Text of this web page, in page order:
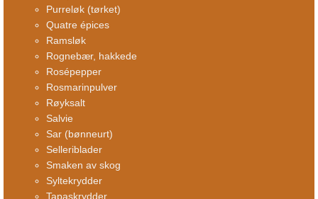
Purreløk (tørket)
Quatre épices
Ramsløk
Rognebær, hakkede
Rosépepper
Rosmarinpulver
Røyksalt
Salvie
Sar (bønneurt)
Selleriblader
Smaken av skog
Syltekrydder
Tapaskrydder